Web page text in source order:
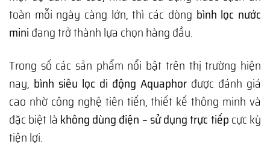
toàn mỗi ngày càng lớn, thì các dòng bình lọc nước
mini đang trở thành lựa chọn hàng đầu.
Trong số các sản phẩm nổi bật trên thị trường hiện
nay, bình siêu lọc di động Aquaphor được đánh giá
cao nhờ công nghệ tiên tiến, thiết kế thông minh và
đặc biệt là không dùng điện – sử dụng trực tiếp cực kỳ
tiện lợi.